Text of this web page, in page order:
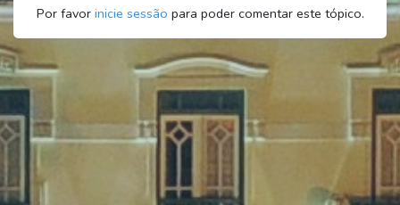
Por favor inicie sessão para poder comentar este tópico.